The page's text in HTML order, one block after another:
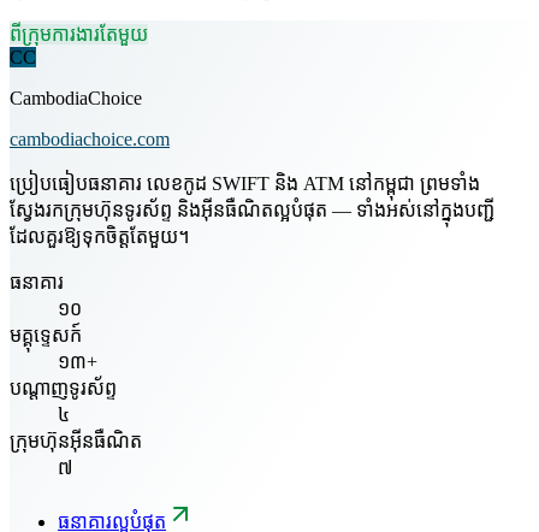
ពីក្រុមការងារតែមួយ
CC
CambodiaChoice
cambodiachoice.com
ប្រៀបធៀបធនាគារ លេខកូដ SWIFT និង ATM នៅកម្ពុជា ព្រមទាំង
ស្វែងរកក្រុមហ៊ុនទូរស័ព្ទ និងអ៊ីនធឺណិតល្អបំផុត — ទាំងអស់នៅក្នុងបញ្ជី
ដែលគួរឱ្យទុកចិត្តតែមួយ។
ធនាគារ
១០
មគ្គុទ្ទេសក៍
១៣+
បណ្តាញទូរស័ព្ទ
៤
ក្រុមហ៊ុនអ៊ីនធឺណិត
៧
ធនាគារល្អបំផុត